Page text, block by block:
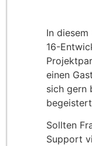
In
16-
einen
sich gern
Sollten
Support